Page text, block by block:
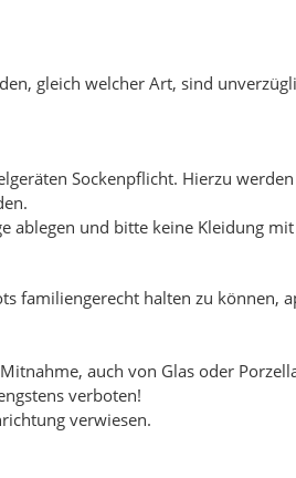
gleich welcher Art, sind
Sockenpflicht. Hierzu
ablegen und bitte keine Kleidung
familiengerecht halten zu
auch von Glas oder
verboten!
verwiesen.